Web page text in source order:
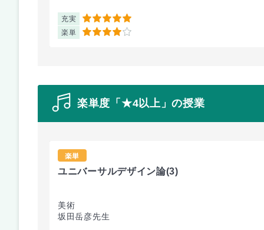
充実 5
楽単 4
楽単度「★4以上」の授業
楽単
ユニバーサルデザイン論(3)
美術
坂田岳彦先生